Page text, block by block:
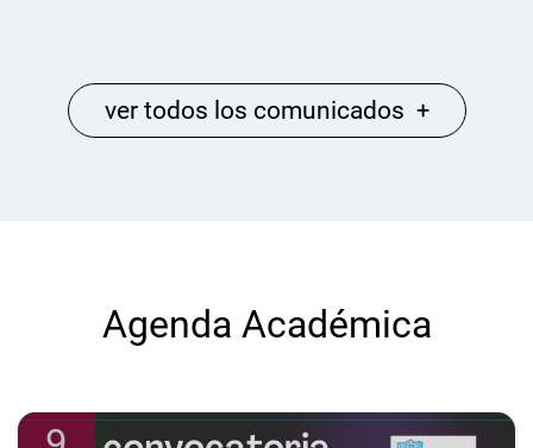
ver todos los comunicados +
Agenda Académica